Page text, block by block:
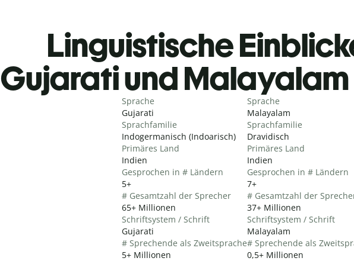
Linguistische
Gujarati und
Sprache
Gujarati
Sprachfamilie
Indogermanisch (Indoarisch)
Primäres Land
Indien
Gesprochen in # Ländern
5+
# Gesamtzahl der Sprecher
65+ Millionen
Schriftsystem / Schrift
Gujarati
# Sprechende als Zweitsprache
5+ Millionen
Sprache
Malayalam
Sprachfamilie
Dravidisch
Primäres Land
Indien
Gesprochen in # Ländern
7+
# Gesamtzahl der
37+ Millionen
Schriftsystem / Schrift
Malayalam
# Sprechende als
0,5+ Millionen